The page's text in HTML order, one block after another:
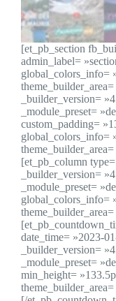
[et_pb_section
admin_label=
global_colors_info=
_builder_version=
_module_preset=
custom_padding=
global_colors_info=
[et_pb_column
_builder_version=
_module_preset=
global_colors_info=
date_time= »2023-
_builder_version=
_module_preset=
min_height=